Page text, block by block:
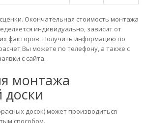
Окончательная стоимость монтажа
индивидуально, зависит от
факторов. Получить информацию по
Вы можете по телефону, а также с
с сайта.
монтажа
доски
досок) может производиться
способом.